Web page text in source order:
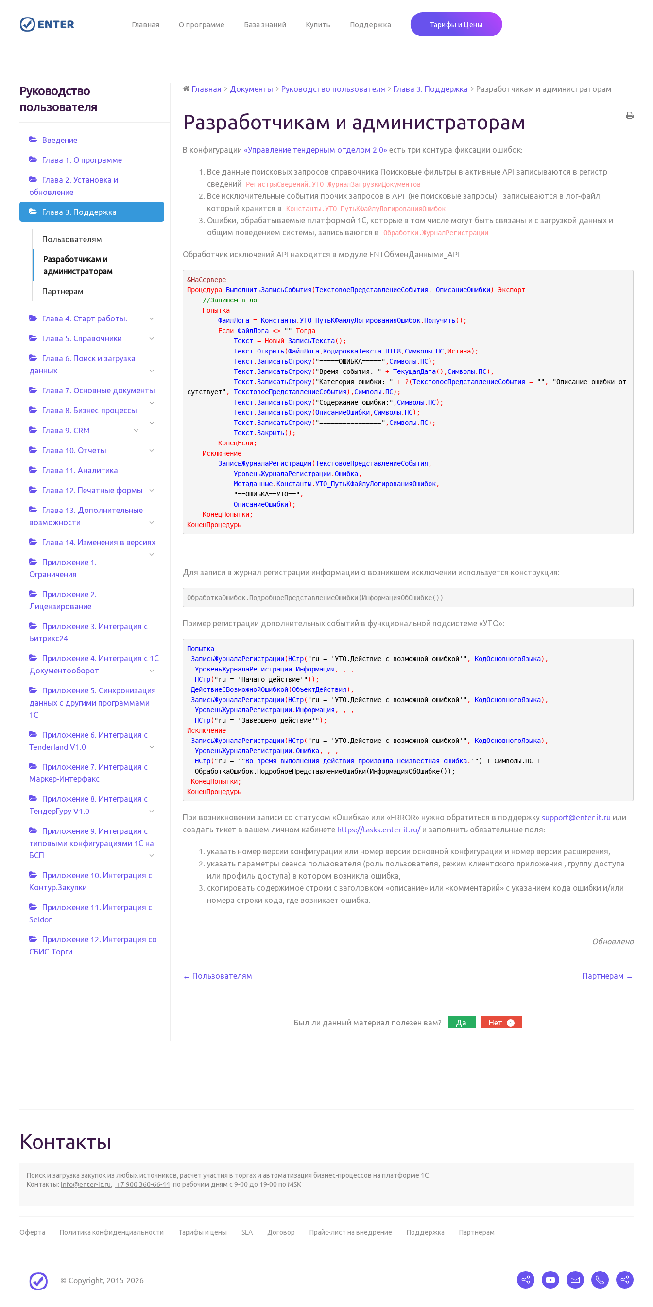
Главная О программе База знаний Купить Поддержка Тарифы и Цены
Руководство
пользователя
Введение
Глава 1. О программе
Глава 2. Установка и
обновление
Глава 3. Поддержка
Пользователям
Разработчикам и
администраторам
Партнерам
Глава 4. Старт работы.
Глава 5. Справочники
Глава 6. Поиск и загрузка
данных
Глава 7. Основные документы
Глава 8. Бизнес-процессы
Глава 9. CRM
Глава 10. Отчеты
Глава 11. Аналитика
Глава 12. Печатные формы
Глава 13. Дополнительные
возможности
Глава 14. Изменения в версиях
Приложение 1.
Ограничения
Приложение 2.
Лицензирование
Приложение 3. Интеграция с
Битрикс24
Приложение 4. Интеграция с 1С
Документооборот
Приложение 5. Синхронизация
данных с другими программами
1С
Приложение 6. Интеграция с
Tenderland V1.0
Приложение 7. Интеграция с
Маркер-Интерфакс
Приложение 8. Интеграция с
ТендерГуру V1.0
Приложение 9. Интеграция с
типовыми конфигурациями 1С на
БСП
Приложение 10. Интеграция с
Контур.Закупки
Приложение 11. Интеграция с
Seldon
Приложение 12. Интеграция со
СБИС.Торги
Главная Документы Руководство пользователя Глава 3. Поддержка Разработчикам и администраторам
Разработчикам и администраторам
В конфигурации «Управление тендерным отделом 2.0»есть три контура фиксации ошибок:
Все данные поисковых запросов справочника Поисковые фильтры в активные API записываются в регистр
сведений
РегистрыСведений.УТО_ЖурналЗагрузкиДокументов
Все исключительные события прочих запросов в API (не поисковые запросы) записываются в лог-файл,
который хранится в
Константы.УТО_ПутьКФайлуЛогированияОшибок
Ошибки, обрабатываемые платформой 1С, которые в том числе могут быть связаны и с загрузкой данных и
общим поведением системы, записываются в
Обработки.ЖурналРегистрации
Обработчик исключений API находится в модуле ENTОбменДанными_API
&НаСервере
Процедура ВыполнитьЗаписьСобытия (ТекстовоеПредставлениеСобытия , ОписаниеОшибки)
Экспорт
//Запишем в лог
Попытка
		ФайлЛога
= Константы.УТО_ПутьКФайлуЛогированияОшибок. Получить( ) ;
Если ФайлЛога <> "" Тогда
			Текст
= Новый ЗаписьТекста( ) ;
			Текст
.Открыть(ФайлЛога,КодировкаТекста. UTF8,Символы. ПС,Истина) ;
			Текст
. ЗаписатьСтроку( "=====ОШИБКА=====" ,Символы. ПС) ;
			Текст
. ЗаписатьСтроку( "Время события: " + ТекущаяДата( ) ,Символы. ПС) ;
			Текст
. ЗаписатьСтроку( "Категория ошибки: " + ? (ТекстовоеПредставлениеСобытия = "" ,
"Описание ошибки от
сутствует" , ТекстовоеПредставлениеСобытия) ,Символы. ПС) ;
			Текст
. ЗаписатьСтроку( "Содержание ошибки:" ,Символы. ПС) ;
			Текст
. ЗаписатьСтроку(ОписаниеОшибки,Символы. ПС) ;
			Текст
. ЗаписатьСтроку( "================" ,Символы. ПС) ;
			Текст
. Закрыть( ) ;
КонецЕсли;
Исключение
		ЗаписьЖурналаРегистрации
(ТекстовоеПредставлениеСобытия ,
			УровеньЖурналаРегистрации
.Ошибка,
			Метаданные
. Константы.УТО_ПутьКФайлуЛогированияОшибок,
"==ОШИБКА==УТО==" ,
			ОписаниеОшибки
) ;
КонецПопытки;
КонецПроцедуры
Для записи в журнал регистрации информации о возникшем исключении используется конструкция:
ОбработкаОшибок.ПодробноеПредставлениеОшибки(ИнформацияОбОшибке())
Пример регистрации дополнительных событий в функциональной подсистеме «УТО»:
Попытка
ЗаписьЖурналаРегистрации(НСтр( "ru = 'УТО.Действие с возможной ошибкой'" , КодОсновногоЯзыка) ,
УровеньЖурналаРегистрации. Информация , ,
,
НСтр( "ru = 'Начато действие'") ) ;
ДействиеСВозможнойОшибкой(ОбъектДействия) ;
ЗаписьЖурналаРегистрации(НСтр( "ru = 'УТО.Действие с возможной ошибкой'" , КодОсновногоЯзыка) ,
УровеньЖурналаРегистрации. Информация , ,
,
НСтр( "ru = 'Завершено действие'") ;
Исключение
ЗаписьЖурналаРегистрации(НСтр( "ru = 'УТО.Действие с возможной ошибкой'" , КодОсновногоЯзыка) ,
УровеньЖурналаРегистрации.Ошибка, ,
,
НСтр( "ru = '"Во время выполнения действия произошла неизвестная ошибка. '") + Символы.ПС +
ОбработкаОшибок.ПодробноеПредставлениеОшибки(ИнформацияОбОшибке());
КонецПопытки;
КонецПроцедуры
При возникновении записи со статусом «Ошибка» или «ERROR» нужно обратиться в поддержку support@enter-it.ru или
создать тикет в вашем личном кабинете https://tasks.enter-it.ru/и заполнить обязательные поля:
указать номер версии конфигурации или номер версии основной конфигурации и номер версии расширения,
указать параметры сеанса пользователя (роль пользователя, режим клиентского приложения , группу доступа
или профиль доступа) в котором возникла ошибка,
скопировать содержимое строки с заголовком «описание» или «комментарий» с указанием кода ошибки и/или
номера строки кода, где возникает ошибка.
Обновлено
Навигация
← Пользователям Партнерам →
Был ли данный материал полезен вам? Да Нет 1
Контакты
Поиск и загрузка закупок из любых источников, расчет участия в торгах и автоматизация бизнес-процессов на платформе 1С.
Контакты: info@enter-it.ru, +7 900 360-66-44 по рабочим дням с 9-00 до 19-00 по MSK
Оферта Политика конфиденциальности Тарифы и цены SLA Договор Прайс-лист на внедрение Поддержка Партнерам
© Copyright, 2015-2026